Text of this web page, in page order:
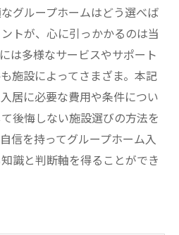
グループホームはどう選べば
トが、心に引っかかるのは当
は多様なサービスやサポート
施設によってさまざま。本記
居に必要な費用や条件につい
後悔しない施設選びの方法を
信を持ってグループホーム入
識と判断軸を得ることができ